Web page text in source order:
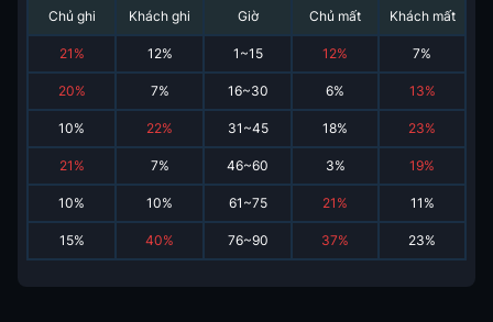
Chủ ghi Khách ghi Giờ Chủ mất Khách mất
21 % 12% 1~15 12% 7%
20% 7% 16~30 6% 13%
10% 22% 31~45 18% 23%
21 % 7% 46~60 3% 19%
10% 10% 61~75 21 % 11 %
15% 40% 76~90 37% 23%